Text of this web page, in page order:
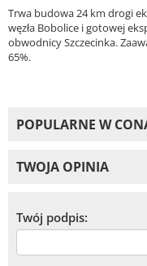
Trwa budowa 24 km drogi
węzła Bobolice i gotowej
obwodnicy Szczecinka.
65%.
POPULARNE W
TWOJA OPINIA
Twój podpis: